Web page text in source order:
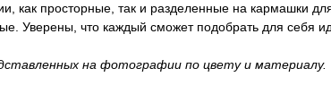
как просторные, так и разделенные на кармашки
Уверены, что каждый сможет подобрать для себя
на фотографии по цвету и материалу.